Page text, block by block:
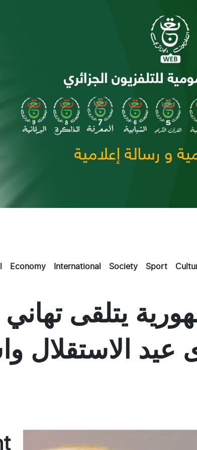
Economy International Society Sport
يتلقى
عيد الاستقلال